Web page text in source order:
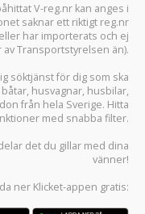
V-reg.nr kan anges i
saknar ett riktigt reg.nr
har importerats och ej
Transportstyrelsen än).
söktjänst för dig som ska
båtar, husvagnar, husbilar,
från hela Sverige. Hitta
med snabba filter.
det du gillar med dina
vänner!
ner Klicket-appen gratis: